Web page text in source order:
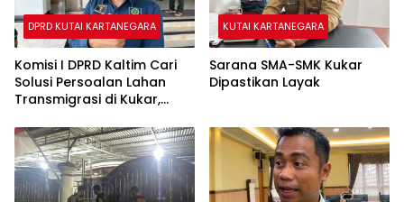
DPRD KUTAI KARTANEGARA
Komisi I DPRD Kaltim Cari
Solusi Persoalan Lahan
Transmigrasi di Kukar,
Terulang
KUTAI KARTANEGARA
Sarana SMA-SMK Kukar
Dipastikan Layak